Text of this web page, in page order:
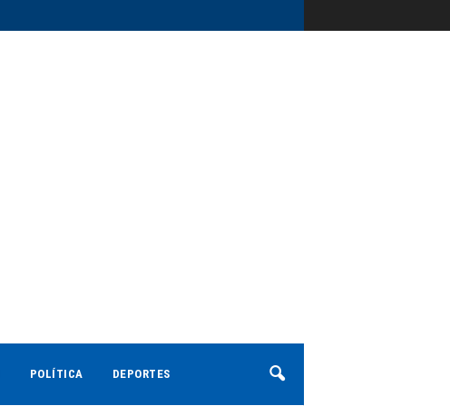
POLÍTICA DEPORTES